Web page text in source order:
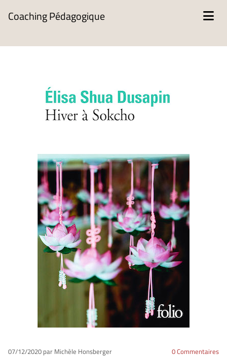
Coaching Pédagogique
07/12/2020 par Michèle Honsberger 0Commentaires